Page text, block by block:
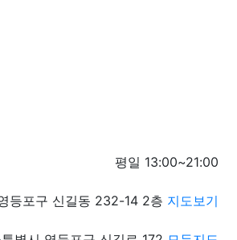
평일 13:00~21:00
등포구 신길동 232-14 2층 지도보기